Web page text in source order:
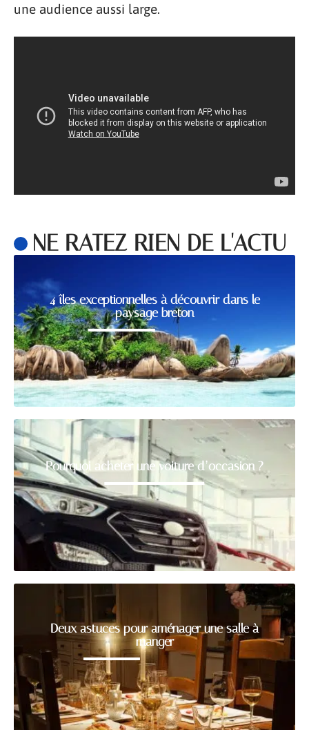
une audience aussi large.
NE RATEZ RIEN DE L'ACTU
4 îles exceptionnelles à découvrir dans le
paysage breton
Pourquoi acheter une voiture d’occasion ?
Deux astuces pour aménager une salle à
manger